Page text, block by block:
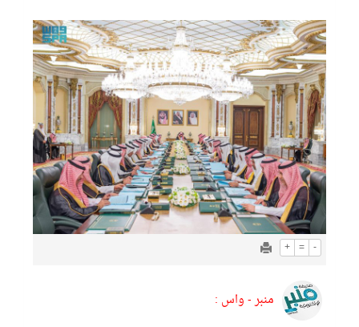
+ = -
منبر - واس :